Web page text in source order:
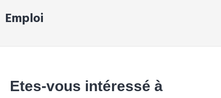
Emploi
Etes-vous intéressé à